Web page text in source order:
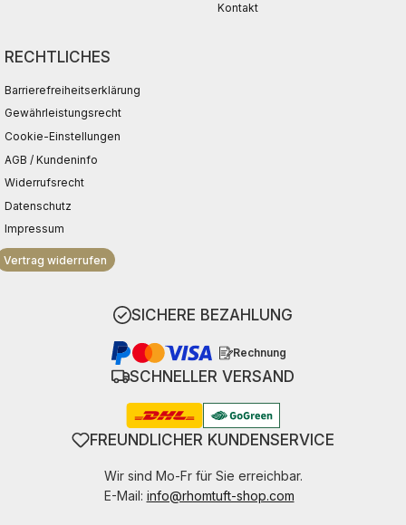
Kontakt
RECHTLICHES
Barrierefreiheitserklärung
Gewährleistungsrecht
Cookie-Einstellungen
AGB / Kundeninfo
Widerrufsrecht
Datenschutz
Impressum
Vertrag widerrufen
SICHERE BEZAHLUNG
Rechnung
SCHNELLER VERSAND
FREUNDLICHER KUNDENSERVICE
Wir sind Mo-Fr für Sie erreichbar.
E-Mail: info@rhomtuft-shop.com